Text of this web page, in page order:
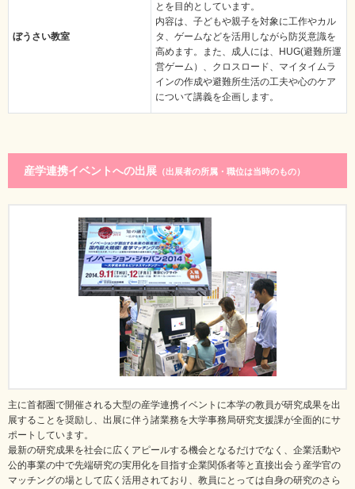
ぼうさい教室
とを目的としています。
内容は、子どもや親子を対象に工作やカル
タ、ゲームなどを活用しながら防災意識を
高めます。また、成人には、HUG(避難所運
営ゲーム）、クロスロード、マイタイムラ
インの作成や避難所生活の工夫や心のケア
について講義を企画します。
産学連携イベントへの出展 （出展者の所属・職位は当時のもの）
主に首都圏で開催される大型の産学連携イベントに本学の教員が研究成果を出
展することを奨励し、出展に伴う諸業務を大学事務局研究支援課が全面的にサ
ポートしています。
最新の研究成果を社会に広くアピールする機会となるだけでなく、企業活動や
公的事業の中で先端研究の実用化を目指す企業関係者等と直接出会う産学官の
マッチングの場として広く活用されており、教員にとっては自身の研究のさら